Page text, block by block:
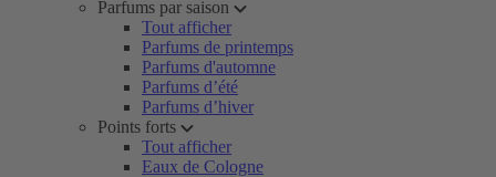
Parfums par saison
Tout afficher
Parfums de printemps
Parfums d'automne
Parfums d’été
Parfums d’hiver
Points forts
Tout afficher
Eaux de Cologne